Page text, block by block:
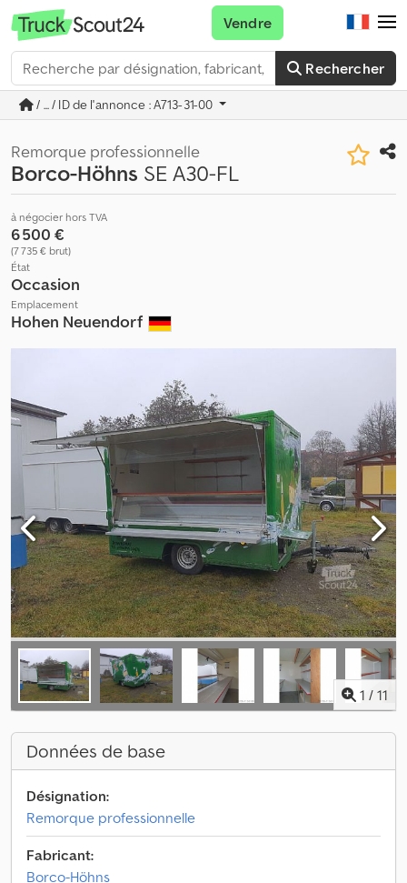
Rechercher
Vendre
/ ... / ID de l'annonce : A713-31-00
Remorque professionnelle
Borco-Höhns SE A30-FL
à négocier hors TVA
6 500 €
(7 735 € brut)
État
Occasion
Emplacement
Hohen Neuendorf
1 / 11
Données de base
Désignation:
Remorque professionnelle
Fabricant:
Borco-Höhns